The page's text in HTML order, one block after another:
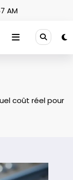
AM
coût réel pour